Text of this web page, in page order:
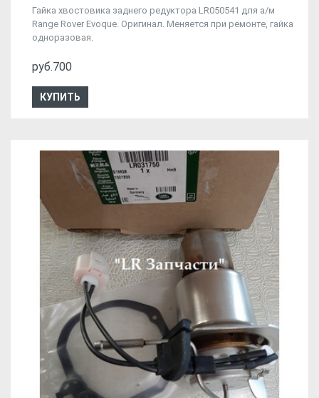
Гайка хвостовика заднего редуктора LR050541 для а/м
Range Rover Evoque. Оригинал. Меняется при ремонте, гайка
одноразовая.
руб.700
КУПИТЬ